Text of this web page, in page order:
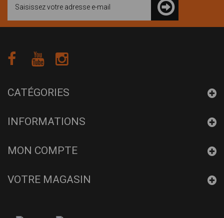
CATÉGORIES
INFORMATIONS
MON COMPTE
VOTRE MAGASIN